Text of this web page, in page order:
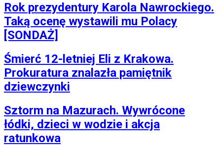
Rok prezydentury Karola Nawrockiego.
Taką ocenę wystawili mu Polacy
[SONDAŻ]
Śmierć 12-letniej Eli z Krakowa.
Prokuratura znalazła pamiętnik
dziewczynki
Sztorm na Mazurach. Wywrócone
łódki, dzieci w wodzie i akcja
ratunkowa